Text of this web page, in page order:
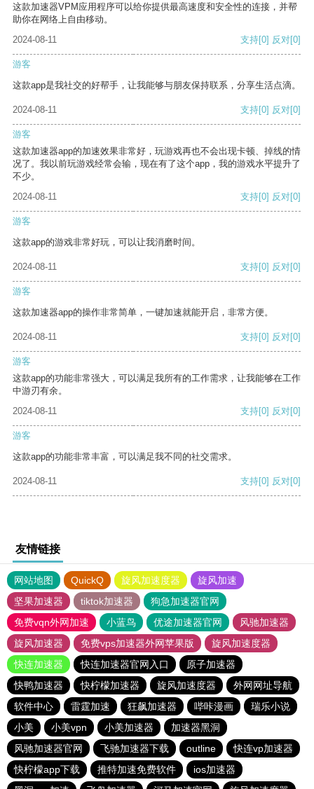
这款加速器VPM应用程序可以给你提供最高速度和安全性的连接，并帮
助你在网络上自由移动。
2024-08-11
支持[0] 反对[0]
游客
这款app是我社交的好帮手，让我能够与朋友保持联系，分享生活点滴。
2024-08-11 支持[0] 反对[0]
游客
这款加速器app的加速效果非常好，玩游戏再也不会出现卡顿、掉线的情
况了。我以前玩游戏经常会输，现在有了这个app，我的游戏水平提升了
不少。
2024-08-11
支持[0] 反对[0]
游客
这款app的游戏非常好玩，可以让我消磨时间。
2024-08-11 支持[0] 反对[0]
游客
这款加速器app的操作非常简单，一键加速就能开启，非常方便。
2024-08-11 支持[0] 反对[0]
游客
这款app的功能非常强大，可以满足我所有的工作需求，让我能够在工作
中游刃有余。
2024-08-11
支持[0] 反对[0]
游客
这款app的功能非常丰富，可以满足我不同的社交需求。
2024-08-11 支持[0] 反对[0]
友情链接
网站地图 QuickQ 旋风加速度器
旋风加速
坚果加速器
tiktok加速器
狗急加速器官网
免费vqn外网加速
小蓝鸟 优途加速器官网
风驰加速器
旋风加速器
免费vps加速器外网苹果版
旋风加速度器
快连加速器
快连加速器官网入口
原子加速器
快鸭加速器
快柠檬加速器 旋风加速度器
外网网址导航
软件中心
雷霆加速 狂飙加速器 哔咔漫画
瑞乐小说
小美
小美vpn 小美加速器
加速器黑洞
风驰加速器官网
飞驰加速器下载 outline
快连vp加速器
快柠檬app下载
推特加速免费软件
ios加速器